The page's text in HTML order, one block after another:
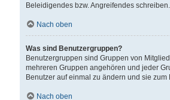
Beleidigendes bzw. Angreifendes schreiben.
Nach oben
Was sind Benutzergruppen?
Benutzergruppen sind Gruppen von
mehreren Gruppen angehören und jeder
Benutzer auf einmal zu ändern und sie
Nach oben